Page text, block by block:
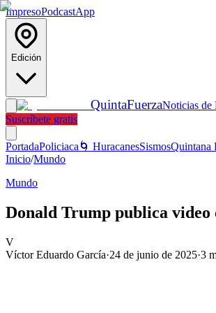
ImpresoPodcastApp
Edición
QuintaFuerzaNoticias de
Suscríbete gratis
PortadaPoliciaca 🌀 HuracanesSismosQuintana
Inicio/Mundo
Mundo
Donald Trump publica video
V
Víctor Eduardo García·24 de junio de 2025·3